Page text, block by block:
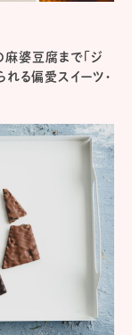
麻婆豆腐まで「ジ
る偏愛スイーツ・